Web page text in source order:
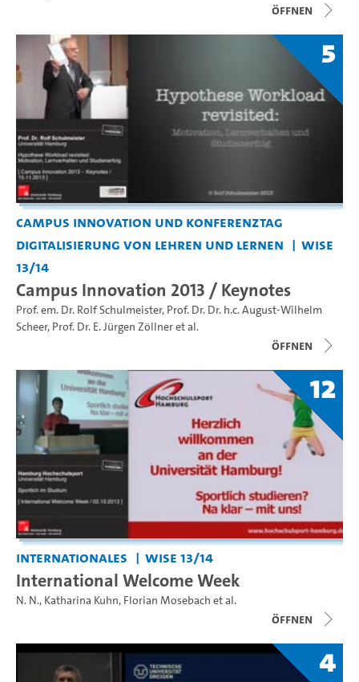
Öffnen
5
Campus Innovation und Konferenztag
Digitalisierung von Lehren und Lernen
WiSe
13/14
Campus Innovation 2013 / Keynotes
Prof. em. Dr. Rolf Schulmeister, Prof. Dr. Dr. h.c. August-Wilhelm
Scheer, Prof. Dr. E. Jürgen Zöllneret al.
Öffnen
12
Internationales WiSe 13/14
International Welcome Week
N. N., Katharina Kuhn, Florian Mosebach et al.
Öffnen
4